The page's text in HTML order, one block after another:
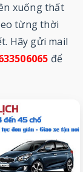
xuống thất
từng thời
Hãy gửi mail
để